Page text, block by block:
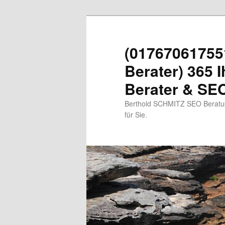
Berater) 365
Berater &
Berthold SCHMITZ SEO
für Sie.